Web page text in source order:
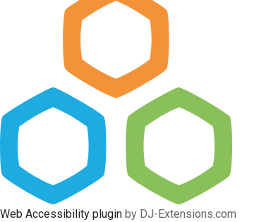
Web Accessibility plugin by DJ-Extensions.com